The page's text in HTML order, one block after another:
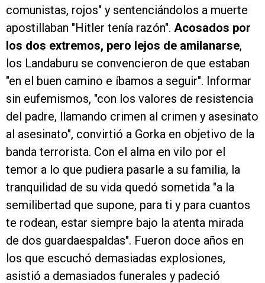
comunistas, rojos" y sentenciándolos a muerte
apostillaban "Hitler tenía razón". Acosados por
los dos extremos, pero lejos de amilanarse,
los Landaburu se convencieron de que estaban
"en el buen camino e íbamos a seguir". Informar
sin eufemismos, "con los valores de resistencia
del padre, llamando crimen al crimen y asesinato
al asesinato", convirtió a Gorka en objetivo de la
banda terrorista. Con el alma en vilo por el
temor a lo que pudiera pasarle a su familia, la
tranquilidad de su vida quedó sometida "a la
semilibertad que supone, para ti y para cuantos
te rodean, estar siempre bajo la atenta mirada
de dos guardaespaldas". Fueron doce años en
los que escuchó demasiadas explosiones,
asistió a demasiados funerales y padeció